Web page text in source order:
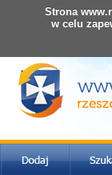
Strona
w celu